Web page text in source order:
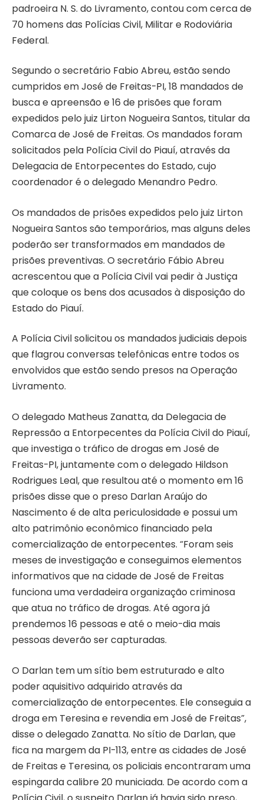
padroeira N. S. do Livramento, contou com cerca de
70 homens das Polícias Civil, Militar e Rodoviária
Federal.
Segundo o secretário Fabio Abreu, estão sendo
cumpridos em José de Freitas-PI, 18 mandados de
busca e apreensão e 16 de prisões que foram
expedidos pelo juiz Lirton Nogueira Santos, titular da
Comarca de José de Freitas. Os mandados foram
solicitados pela Polícia Civil do Piauí, através da
Delegacia de Entorpecentes do Estado, cujo
coordenador é o delegado Menandro Pedro.
Os mandados de prisões expedidos pelo juiz Lirton
Nogueira Santos são temporários, mas alguns deles
poderão ser transformados em mandados de
prisões preventivas. O secretário Fábio Abreu
acrescentou que a Polícia Civil vai pedir à Justiça
que coloque os bens dos acusados à disposição do
Estado do Piauí.
A Polícia Civil solicitou os mandados judiciais depois
que flagrou conversas telefônicas entre todos os
envolvidos que estão sendo presos na Operação
Livramento.
O delegado Matheus Zanatta, da Delegacia de
Repressão a Entorpecentes da Polícia Civil do Piauí,
que investiga o tráfico de drogas em José de
Freitas-PI, juntamente com o delegado Hildson
Rodrigues Leal, que resultou até o momento em 16
prisões disse que o preso Darlan Araújo do
Nascimento é de alta periculosidade e possui um
alto patrimônio econômico financiado pela
comercialização de entorpecentes. “Foram seis
meses de investigação e conseguimos elementos
informativos que na cidade de José de Freitas
funciona uma verdadeira organização criminosa
que atua no tráfico de drogas. Até agora já
prendemos 16 pessoas e até o meio-dia mais
pessoas deverão ser capturadas.
O Darlan tem um sítio bem estruturado e alto
poder aquisitivo adquirido através da
comercialização de entorpecentes. Ele conseguia a
droga em Teresina e revendia em José de Freitas”,
disse o delegado Zanatta. No sítio de Darlan, que
fica na margem da PI-113, entre as cidades de José
de Freitas e Teresina, os policiais encontraram uma
espingarda calibre 20 municiada. De acordo com a